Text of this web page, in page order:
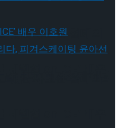
던 새로운 형태의
벨업 on ICE’ 배우